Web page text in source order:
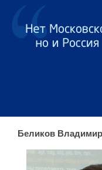
Беликов